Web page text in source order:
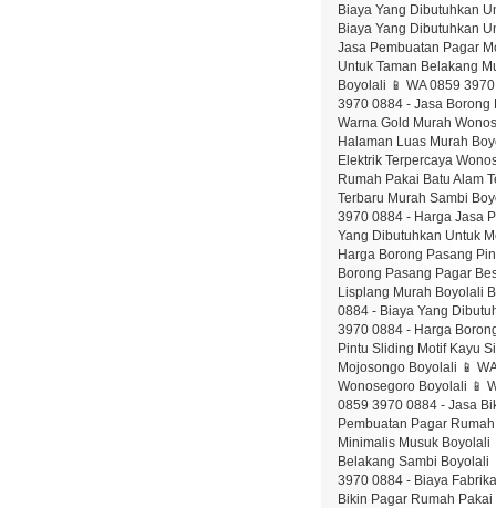
Biaya Yang Dibutuhkan
Biaya Yang Dibutuhkan
Jasa Pembuatan Pagar
Untuk Taman Belakang
Boyolali 📱 WA 0859
3970 0884 - Jasa Borong
Warna Gold Murah
Halaman Luas Murah
Elektrik Terpercaya
Rumah Pakai Batu Alam
Terbaru Murah Sambi
3970 0884 - Harga Jasa
Yang Dibutuhkan Untuk
Harga Borong Pasang
Borong Pasang Pagar
Lisplang Murah Boyolali
0884 - Biaya Yang
3970 0884 - Harga
Pintu Sliding Motif Kayu
Mojosongo Boyolali 📱
Wonosegoro Boyolali 📱
0859 3970 0884 - Jasa
Pembuatan Pagar
Minimalis Musuk Boyolali
Belakang Sambi Boyolali
3970 0884 - Biaya
Bikin Pagar Rumah